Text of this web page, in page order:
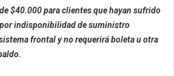
$40.000 para clientes que hayan sufrido
indisponibilidad de suministro
frontal y no requerirá boleta u otra